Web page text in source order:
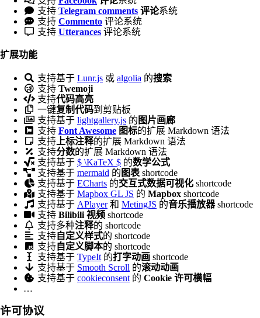
支持 Telegram comments 评论系统
支持 Commento 评论系统
支持 Utterances 评论系统
扩展功能
支持基于 Lunr.js 或 algolia 的搜索
支持 Twemoji
支持代码高亮
一键复制代码到剪贴板
支持基于 lightgallery.js 的 图片画廊
支持 Font Awesome 图标的扩展 Markdown 语法
支持 上标注释的扩展 Markdown 语法
支持分数的扩展 Markdown 语法
支持基于 $ \KaTeX $ 的数学公式
支持基于 mermaid 的 图表 shortcode
支持基于 ECharts 的交互式数据可视化 shortcode
支持基于 Mapbox GL JS 的 Mapbox shortcode
支持基于 APlayer和 MetingJS 的音乐播放器shortcode
支持 Bilibili 视频 shortcode
支持多种注释的 shortcode
支持自定义样式的 shortcode
支持自定义脚本的 shortcode
支持基于 TypeIt 的打字动画 shortcode
支持基于 Smooth Scroll 的滚动动画
支持基于 cookieconsent 的 Cookie 许可横幅
…
许可协议